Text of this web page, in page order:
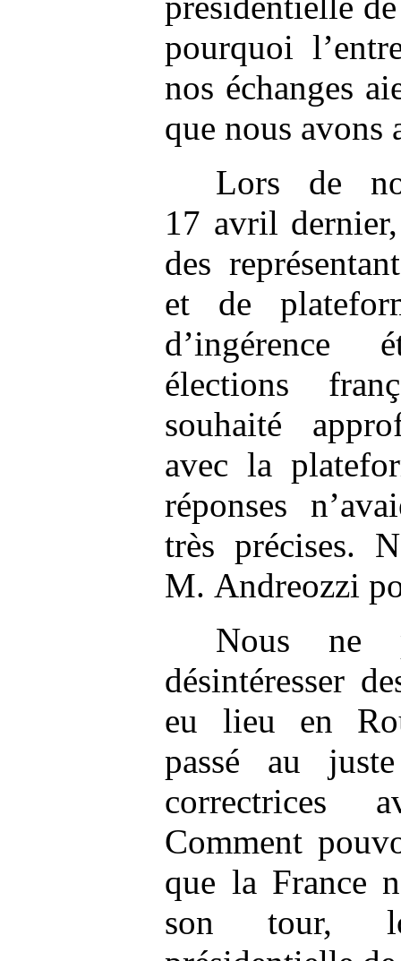
pourquoi
nos échanges
que nous avons
Lors de
17 avril
des
et de
d’ingérence
élections
souhaité
avec la
réponses
très précises.
M. Andreozzi
Nous ne
désintéresser
eu lieu en
passé au
correctrices
Comment
que la France
son tour,